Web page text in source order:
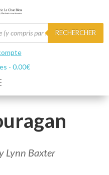
RECHERCHER
- 0.00€
Lynn Baxter